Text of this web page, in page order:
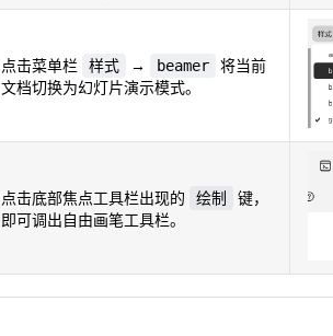
点击菜单栏 样式 → beamer
将当前
文档切换为幻灯片演示模式。
点击底部焦点工具栏出现的 绘制
键，
即可调出自由画笔工具栏。